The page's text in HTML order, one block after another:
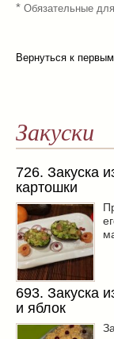
* Обязательные
Вернуться к
Закуски
726. Закуска
картошки
693. Закуска
и яблок